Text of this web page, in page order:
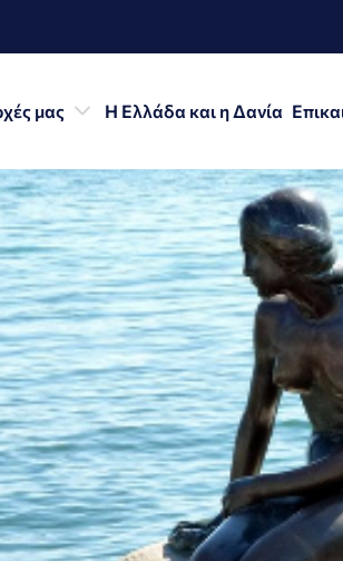
μας Η Ελλάδα και η Δανία